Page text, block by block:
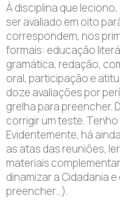
À disciplina que
ser avaliado em oito
correspondem, nos
formais: educação
gramática, redação,
oral, participação e
doze avaliações por
grelha para preencher.
corrigir um teste.
Evidentemente, há
as atas das reuniões,
materiais
dinamizar a Cidadania e
preencher…).